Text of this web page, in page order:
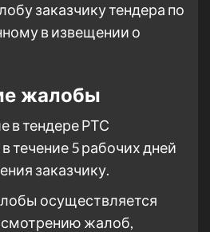
заказчику тендера по
в извещении о
жалобы
в тендере РТС
течение 5 рабочих дней
заказчику.
осуществляется
жалоб,